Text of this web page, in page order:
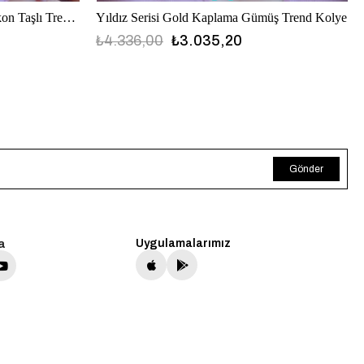
Damla Model Gold Kaplama Zirkon Taşlı Trend Kolye Yıldız Serisi Gold Kaplama Gümüş Trend Kolye
₺3.035,20
₺4.336,00
Gönder
Uygulamalarımız